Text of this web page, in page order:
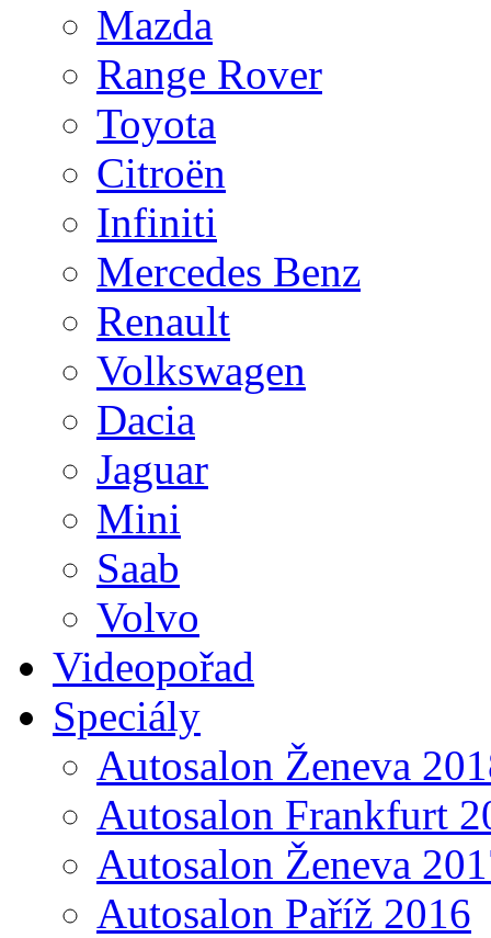
Mazda
Range Rover
Toyota
Citroën
Infiniti
Mercedes Benz
Renault
Volkswagen
Dacia
Jaguar
Mini
Saab
Volvo
Videopořad
Speciály
Autosalon Ženeva
Autosalon Frankfurt
Autosalon Ženeva
Autosalon Paříž 2016